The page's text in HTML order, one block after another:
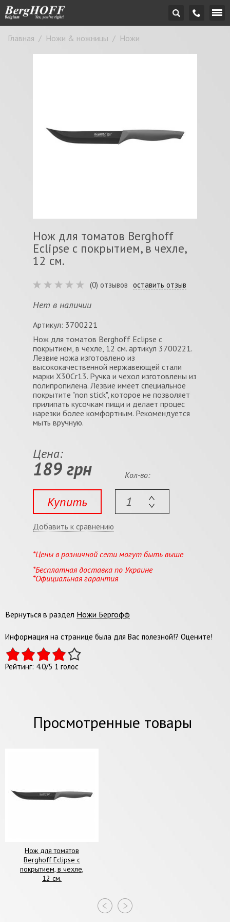
Главная / Ножи & ножницы / Ножи
Нож для томатов Berghoff
Eclipse с покрытием, в чехле,
12 см.
(0) отзывов оставить отзыв
Нет в наличии
Артикул: 3700221
Нож для томатов Berghoff Eclipse с
покрытием, в чехле, 12 см. артикул 3700221.
Лезвие ножа изготовлено из
высококачественной нержавеющей стали
марки Х30Cr13. Ручка и чехол изготовлены из
полипропилена. Лезвие имеет специальное
покрытите "non stick", которое не позволяет
прилипать кусочкам пищи и делает процес
нарезки более комфортным. Рекомендуется
мыть вручную.
Цена:
189 грн
Купить
Кол-во:
Добавить к сравнению
*Цены в розничной сети могут быть выше
*Бесплатная доставка по Украине
*Официальная гарантия
Вернуться в раздел Ножи Бергофф
Информация на странице была для Вас полезной!? Оцените!
Рейтинг: 4.0/5 1 голос
Просмотренные товары
Нож для томатов
Berghoff Eclipse с
покрытием, в чехле,
12 см.